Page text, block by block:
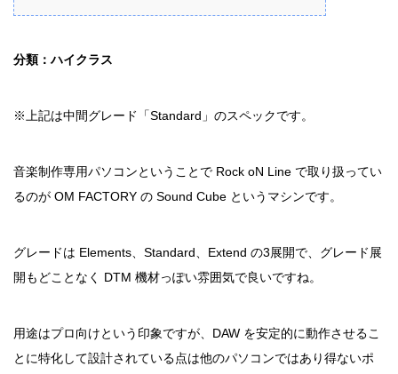
分類：ハイクラス
※上記は中間グレード「Standard」のスペックです。
音楽制作専用パソコンということで Rock oN Line で取り扱ってい
るのが OM FACTORY の Sound Cube というマシンです。
グレードは Elements、Standard、Extend の3展開で、グレード展
開もどことなく DTM 機材っぽい雰囲気で良いですね。
用途はプロ向けという印象ですが、DAW を安定的に動作させるこ
とに特化して設計されている点は他のパソコンではあり得ないポ